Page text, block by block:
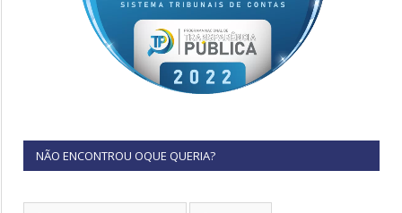
NÃO ENCONTROU OQUE QUERIA?